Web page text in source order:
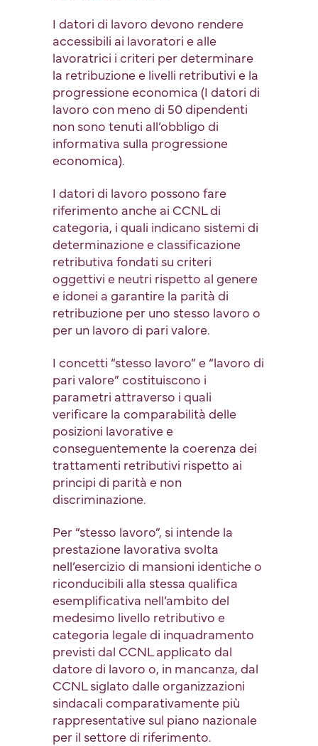
I datori di lavoro devono rendere
accessibili ai lavoratori e alle
lavoratrici i criteri per determinare
la retribuzione e livelli retributivi e la
progressione economica (I datori di
lavoro con meno di 50 dipendenti
non sono tenuti all’obbligo di
informativa sulla progressione
economica).
I datori di lavoro possono fare
riferimento anche ai CCNL di
categoria, i quali indicano sistemi di
determinazione e classificazione
retributiva fondati su criteri
oggettivi e neutri rispetto al genere
e idonei a garantire la parità di
retribuzione per uno stesso lavoro o
per un lavoro di pari valore.
I concetti “stesso lavoro” e “lavoro di
pari valore” costituiscono i
parametri attraverso i quali
verificare la comparabilità delle
posizioni lavorative e
conseguentemente la coerenza dei
trattamenti retributivi rispetto ai
principi di parità e non
discriminazione.
Per “stesso lavoro”, si intende la
prestazione lavorativa svolta
nell’esercizio di mansioni identiche o
riconducibili alla stessa qualifica
esemplificativa nell’ambito del
medesimo livello retributivo e
categoria legale di inquadramento
previsti dal CCNL applicato dal
datore di lavoro o, in mancanza, dal
CCNL siglato dalle organizzazioni
sindacali comparativamente più
rappresentative sul piano nazionale
per il settore di riferimento.